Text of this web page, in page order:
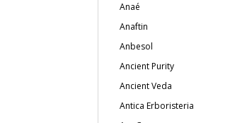
Anaé
Anaftin
Anbesol
Ancient Purity
Ancient Veda
Antica Erboristeria